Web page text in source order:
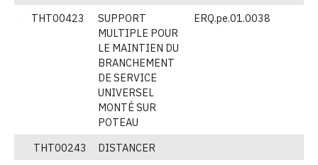
THT00423
SUPPORT
MULTIPLE POUR
LE MAINTIEN DU
BRANCHEMENT
DE SERVICE
UNIVERSEL
MONTÉ SUR
POTEAU
ERQ.pe.01.0038
THT00243 DISTANCER